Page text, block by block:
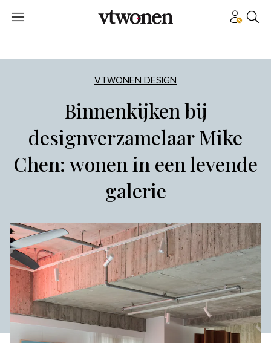
VTWONEN DESIGN
Binnenkijken bij
designverzamelaar Mike
Chen: wonen in een levende
galerie